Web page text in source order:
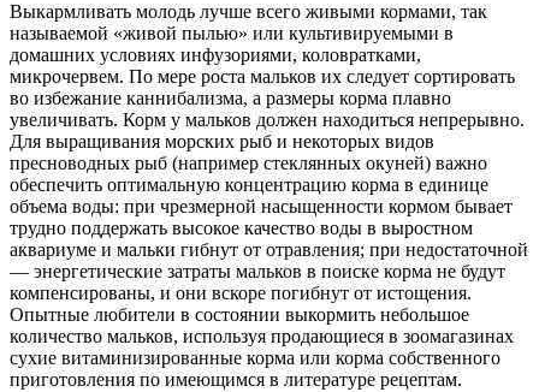
Выкармливать молодь лучше всего живыми кормами, так
называемой «живой пылью» или культивируемыми в
домашних условиях инфузориями, коловратками,
микрочервем. По мере роста мальков их следует сортировать
во избежание каннибализма, а размеры корма плавно
увеличивать. Корм у мальков должен находиться непрерывно.
Для выращивания морских рыб и некоторых видов
пресноводных рыб (например стеклянных окуней) важно
обеспечить оптимальную концентрацию корма в единице
объема воды: при чрезмерной насыщенности кормом бывает
трудно поддержать высокое качество воды в выростном
аквариуме и мальки гибнут от отравления; при недостаточной
— энергетические затраты мальков в поиске корма не будут
компенсированы, и они вскоре погибнут от истощения.
Опытные любители в состоянии выкормить небольшое
количество мальков, используя продающиеся в зоомагазинах
сухие витаминизированные корма или корма собственного
приготовления по имеющимся в литературе рецептам.